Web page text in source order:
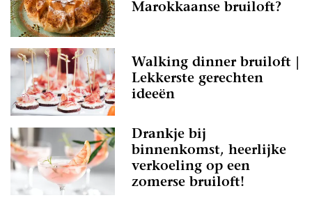
Marokkaanse bruiloft?
Walking dinner bruiloft |
Lekkerste gerechten
ideeën
Drankje bij
binnenkomst, heerlijke
verkoeling op een
zomerse bruiloft!